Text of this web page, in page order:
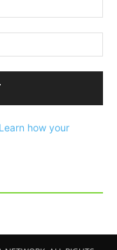
Learn how your